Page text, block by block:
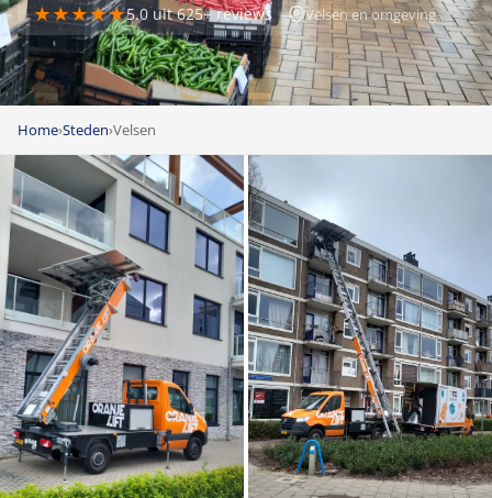
★★★★★5.0 uit 625+ reviews Velsen en omgeving
Home›Steden›Velsen